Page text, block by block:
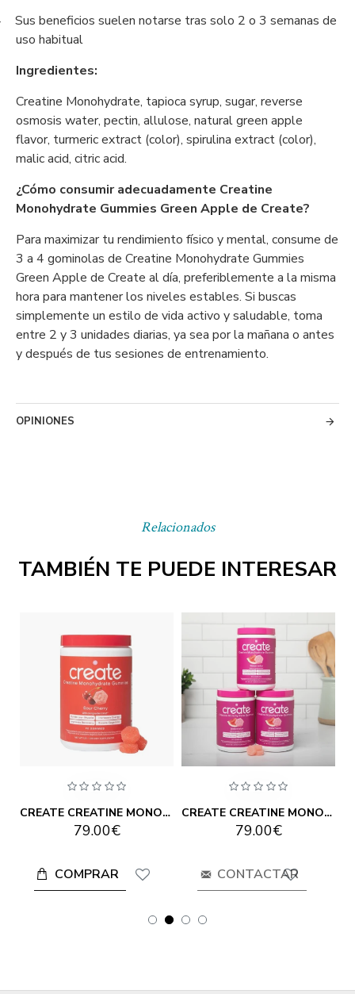
Relacionados
TAMBIÉN TE PUEDE INTERESAR
CREATE CREATINE MONOHYDRATE GUMMIES SOUR CHERRY 90 GUMMIES
79.00€
COMPRAR
CREATE CREATINE MONOHYDRATE GUMMIES WATERMELON 90 GUMMIES
79.00€
CONTACTAR
Sus beneficios suelen notarse tras solo 2 o 3 semanas de
uso habitual
Ingredientes:
Creatine Monohydrate, tapioca syrup, sugar, reverse
osmosis water, pectin, allulose, natural green apple
flavor, turmeric extract (color), spirulina extract (color),
malic acid, citric acid.
¿Cómo consumir adecuadamente Creatine
Monohydrate Gummies Green Apple de Create?
Para maximizar tu rendimiento físico y mental, consume de
3 a 4 gominolas de Creatine Monohydrate Gummies
Green Apple de Create al día, preferiblemente a la misma
hora para mantener los niveles estables. Si buscas
simplemente un estilo de vida activo y saludable, toma
entre 2 y 3 unidades diarias, ya sea por la mañana o antes
y después de tus sesiones de entrenamiento.
OPINIONES